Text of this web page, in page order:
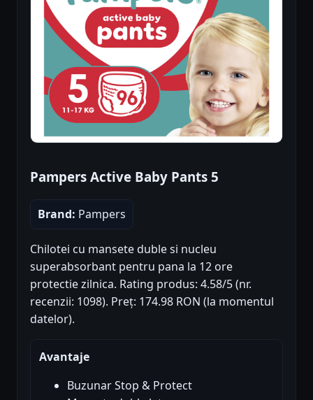
Pampers Active Baby Pants 5
Brand: Pampers
Chilotei cu mansete duble si nucleu
superabsorbant pentru pana la 12 ore
protectie zilnica. Rating produs: 4.58/5 (nr.
recenzii: 1098). Preț: 174.98 RON (la momentul
datelor).
Avantaje
Buzunar Stop & Protect